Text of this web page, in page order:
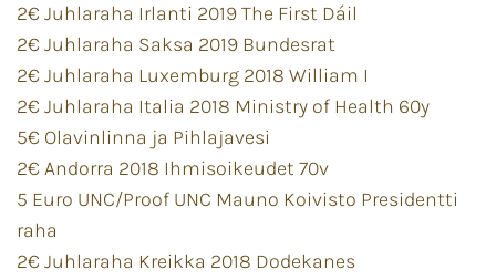
2€ Juhlaraha Irlanti 2019 The First Dáil
2€ Juhlaraha Saksa 2019 Bundesrat
2€ Juhlaraha Luxemburg 2018 William I
2€ Juhlaraha Italia 2018 Ministry of Health 60y
5€ Olavinlinna ja Pihlajavesi
2€ Andorra 2018 Ihmisoikeudet 70v
5 Euro UNC/Proof UNC Mauno Koivisto Presidentti
raha
2€ Juhlaraha Kreikka 2018 Dodekanes